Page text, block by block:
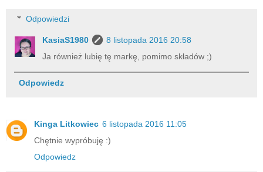
Odpowiedzi
KasiaS1980
8 listopada 2016 20:58
Ja również lubię tę markę, pomimo składów ;)
Odpowiedz
Kinga Litkowiec 6 listopada 2016 11:05
Chętnie wypróbuję :)
Odpowiedz